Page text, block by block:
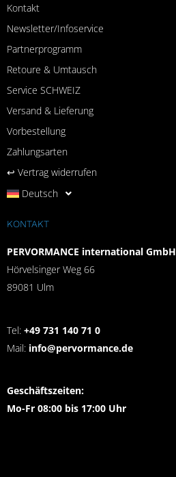
Kontakt
Newsletter/Infoservice
Partnerprogramm
Retoure & Umtausch
Service SCHWEIZ
Versand & Lieferung
Vorbestellung
Zahlungsarten
↩︎ Vertrag widerrufen
Deutsch
KONTAKT
PERVORMANCE international GmbH
Hörvelsinger Weg 66
89081 Ulm
Tel: +49 731 140 71 0
Mail: info@pervormance.de
Geschäftszeiten:
Mo-Fr 08:00 bis 17:00 Uhr